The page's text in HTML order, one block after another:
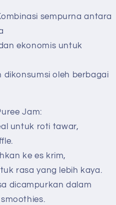
sempurna antara
ekonomis untuk
oleh berbagai
Jam:
untuk roti tawar,
ke es krim,
rasa yang lebih kaya.
dicampurkan dalam